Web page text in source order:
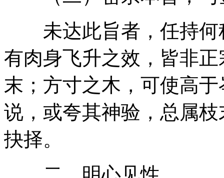
未达此旨者，任持何
有肉身飞升之效，皆非
末；方寸之木，可使高
说，或夸其神验，总属
抉择。